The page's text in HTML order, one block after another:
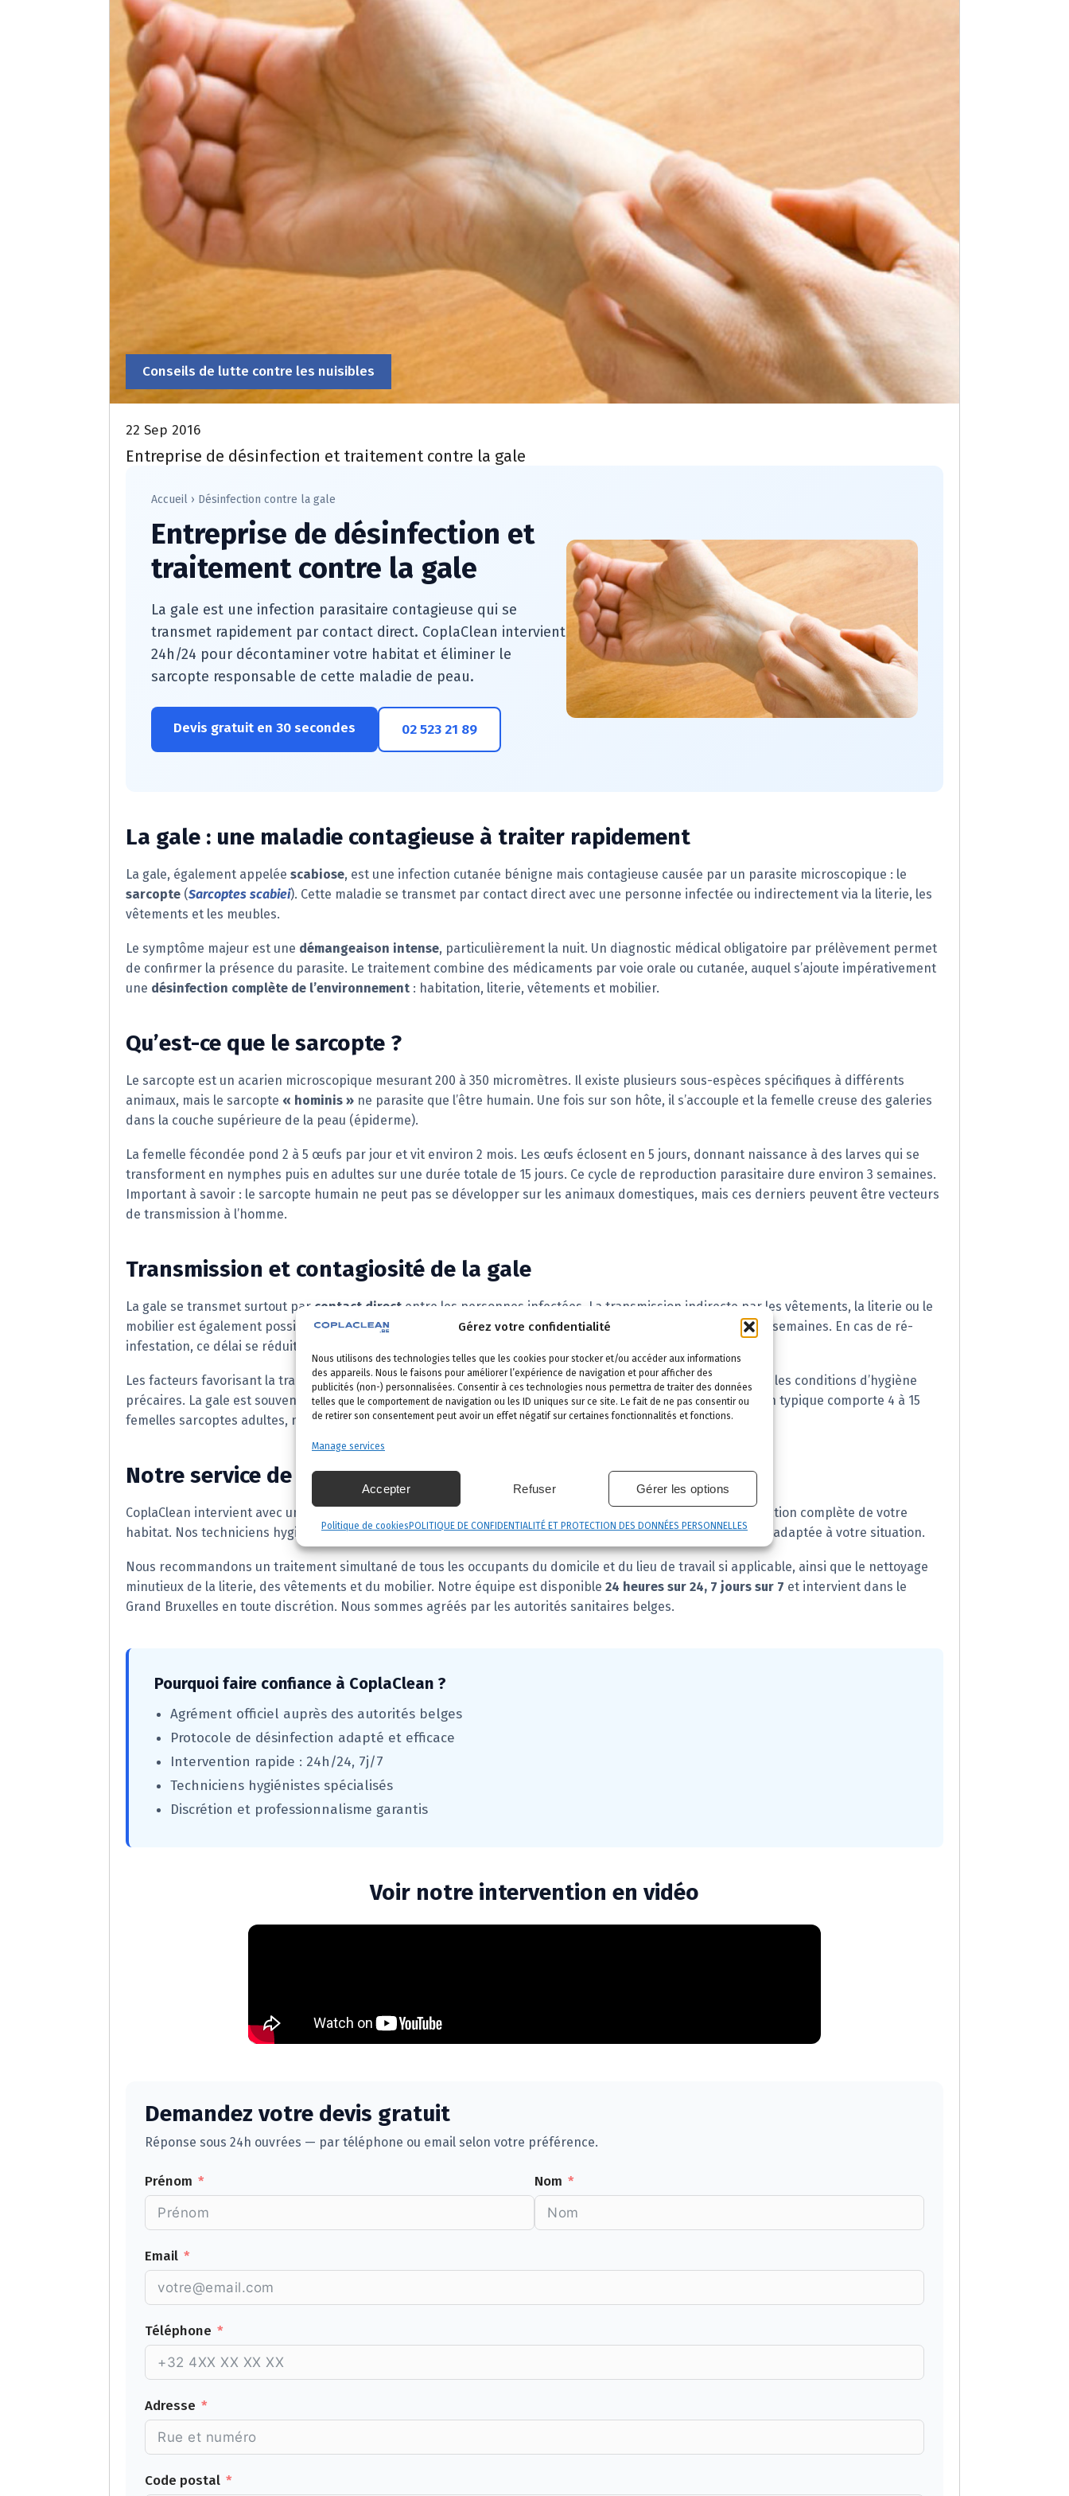
Gérez votre confidentialité
Nous utilisons des technologies telles que les cookies pour stocker et/ou accéder aux informations
des appareils. Nous le faisons pour améliorer l’expérience de navigation et pour afficher des
publicités (non-) personnalisées. Consentir à ces technologies nous permettra de traiter des données
telles que le comportement de navigation ou les ID uniques sur ce site. Le fait de ne pas consentir ou
de retirer son consentement peut avoir un effet négatif sur certaines fonctionnalités et fonctions.
Manage services
Accepter Refuser Gérer les options
Politique de cookies POLITIQUE DE CONFIDENTIALITÉ ET PROTECTION DES DONNÉES PERSONNELLES
Conseils de lutte contre les nuisibles
22 Sep 2016
Entreprise de désinfection et traitement contre la gale
Accueil › Désinfection contre la gale
Entreprise de désinfection et
traitement contre la gale
La gale est une infection parasitaire contagieuse qui se
transmet rapidement par contact direct. CoplaClean intervient
24h/24 pour décontaminer votre habitat et éliminer le
sarcopte responsable de cette maladie de peau.
Devis gratuit en 30 secondes 02 523 21 89
La gale : une maladie contagieuse à traiter rapidement
La gale, également appelée scabiose, est une infection cutanée bénigne mais contagieuse causée par un parasite microscopique : le
sarcopte (Sarcoptes scabiei). Cette maladie se transmet par contact direct avec une personne infectée ou indirectement via la literie, les
vêtements et les meubles.
Le symptôme majeur est une démangeaison intense, particulièrement la nuit. Un diagnostic médical obligatoire par prélèvement permet
de confirmer la présence du parasite. Le traitement combine des médicaments par voie orale ou cutanée, auquel s’ajoute impérativement
une désinfection complète de l’environnement : habitation, literie, vêtements et mobilier.
Qu’est-ce que le sarcopte ?
Le sarcopte est un acarien microscopique mesurant 200 à 350 micromètres. Il existe plusieurs sous-espèces spécifiques à différents
animaux, mais le sarcopte « hominis » ne parasite que l’être humain. Une fois sur son hôte, il s’accouple et la femelle creuse des galeries
dans la couche supérieure de la peau (épiderme).
La femelle fécondée pond 2 à 5 œufs par jour et vit environ 2 mois. Les œufs éclosent en 5 jours, donnant naissance à des larves qui se
transforment en nymphes puis en adultes sur une durée totale de 15 jours. Ce cycle de reproduction parasitaire dure environ 3 semaines.
Important à savoir : le sarcopte humain ne peut pas se développer sur les animaux domestiques, mais ces derniers peuvent être vecteurs
de transmission à l’homme.
Transmission et contagiosité de la gale
La gale se transmet surtout par contact direct entre les personnes infectées. La transmission indirecte par les vêtements, la literie ou le
mobilier est également possible. La période d’incubation moyenne est d’un mois, pouvant s’étendre jusqu’à 6 semaines. En cas de ré-
infestation, ce délai se réduit à 1 à 4 jours.
Les facteurs favorisant la transmission sont : le contact rapproché, la vie en collectivité, la précarité sociale et les conditions d’hygiène
précaires. La gale est souvent associée à une transmission au sein de la famille ou d’un couple. Une infestation typique comporte 4 à 15
femelles sarcoptes adultes, mais une forme profuse peut en compter plusieurs centaines, voire des millions.
Notre service de désinfection et décontamination
CoplaClean intervient avec un protocole complet de
pour assurer la décontamination complète de votre
habitat. Nos techniciens hygiénistes certifiés diagnostiquent les zones à traiter et coordonnent une stratégie adaptée à votre situation.
Nous recommandons un traitement simultané de tous les occupants du domicile et du lieu de travail si applicable, ainsi que le nettoyage
minutieux de la literie, des vêtements et du mobilier. Notre équipe est disponible 24 heures sur 24, 7 jours sur 7 et intervient dans le
Grand Bruxelles en toute discrétion. Nous sommes agréés par les autorités sanitaires belges.
Pourquoi faire confiance à CoplaClean ?
Agrément officiel auprès des autorités belges
Protocole de désinfection adapté et efficace
Intervention rapide : 24h/24, 7j/7
Techniciens hygiénistes spécialisés
Discrétion et professionnalisme garantis
Voir notre intervention en vidéo
Demandez votre devis gratuit
Réponse sous 24h ouvrées — par téléphone ou email selon votre préférence.
Prénom Nom
Email
Téléphone
Adresse
Code postal